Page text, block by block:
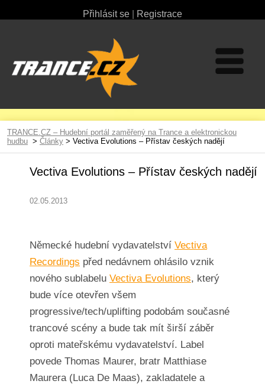
Přihlásit se Registrace
TRANCE.CZ – Hudební portál zaměřený na Trance a elektronickou
hudbu > Články > Vectiva Evolutions – Přístav českých nadějí
Vectiva Evolutions – Přístav českých nadějí
02.05.2013
Německé hudební vydavatelství Vectiva
Recordings před nedávnem ohlásilo vznik
nového sublabelu Vectiva Evolutions, který
bude více otevřen všem
progressive/tech/uplifting podobám současné
trancové scény a bude tak mít širší záběr
oproti mateřskému vydavatelství. Label
povede Thomas Maurer, bratr Matthiase
Maurera (Luca De Maas), zakladatele a